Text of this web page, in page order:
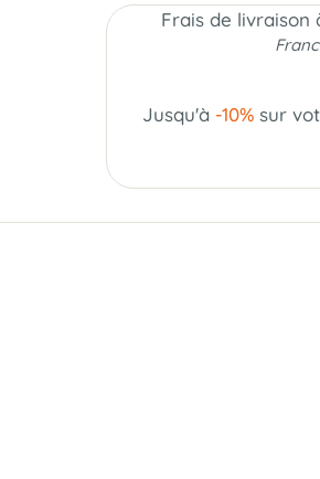
Frais de livraison
Jusqu'à -10%sur